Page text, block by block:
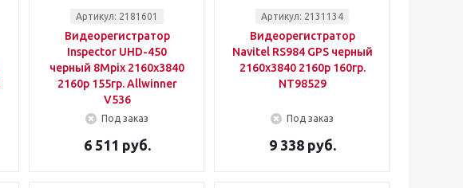
Артикул: 2181601
Видеорегистратор
Inspector UHD-450
черный 8Mpix 2160x3840
2160p 155гр. Allwinner
V536
Под заказ
6 511 руб.
Артикул: 2131134
Видеорегистратор
Navitel RS984 GPS черный
2160x3840 2160p 160гр.
NT98529
Под заказ
9 338 руб.